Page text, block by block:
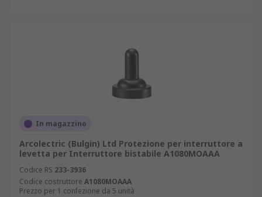
In magazzino
Arcolectric (Bulgin) Ltd Protezione per interruttore a
levetta per Interruttore bistabile A1080MOAAA
Codice RS 233-3936
Codice costruttore A1080MOAAA
Prezzo per 1 confezione da 5 unità